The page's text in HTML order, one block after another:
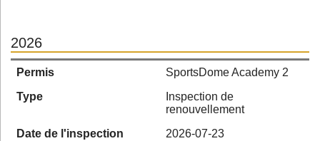
2026
Permis
SportsDome Academy 2
Type
Inspection de
renouvellement
Date de l'inspection
2026-07-23